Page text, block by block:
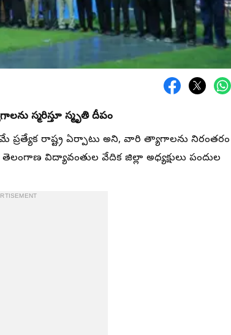
స్మరిస్తూ స్మృతి దీపం
ప్రత్యేక రాష్ట్ర ఏర్పాటు అని, వారి త్యాగాలను నిరంతరం
విద్యావంతుల వేదిక జిల్లా అధ్యక్షులు పందుల